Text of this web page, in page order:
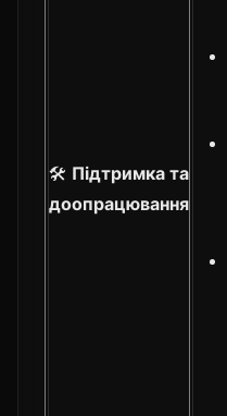
🛠️ Підтримка та
доопрацювання